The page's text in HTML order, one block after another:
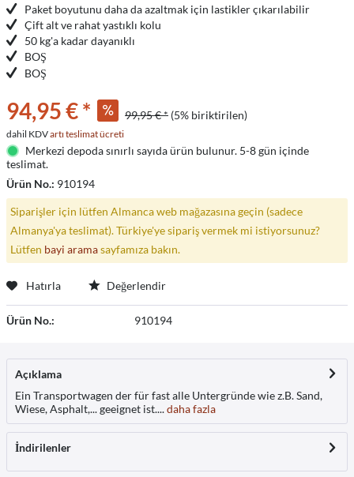
Paket boyutunu daha da azaltmak için lastikler çıkarılabilir
Çift alt ve rahat yastıklı kolu
50 kg'a kadar dayanıklı
BOŞ
BOŞ
94,95 € * 99,95 € * (5% biriktirilen)
dahil KDVartı teslimat ücreti
Merkezi depoda sınırlı sayıda ürün bulunur. 5-8 gün içinde
teslimat.
Ürün No.: 910194
Siparişler için lütfen Almanca web mağazasına geçin (sadece
Almanya'ya teslimat). Türkiye'ye sipariş vermek mi istiyorsunuz?
Lütfen bayi aramasayfamıza bakın.
Hatırla Değerlendir
Ürün No.: 910194
Açıklama
Ein Transportwagen der für fast alle Untergründe wie z.B. Sand,
Wiese, Asphalt,... geeignet ist....daha fazla
İndirilenler